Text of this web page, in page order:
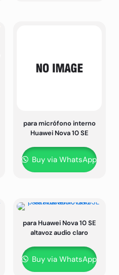
para micrófono interno
Huawei Nova 10 SE
Buy via WhatsApp
para Huawei Nova 10 SE
altavoz audio claro
Buy via WhatsApp